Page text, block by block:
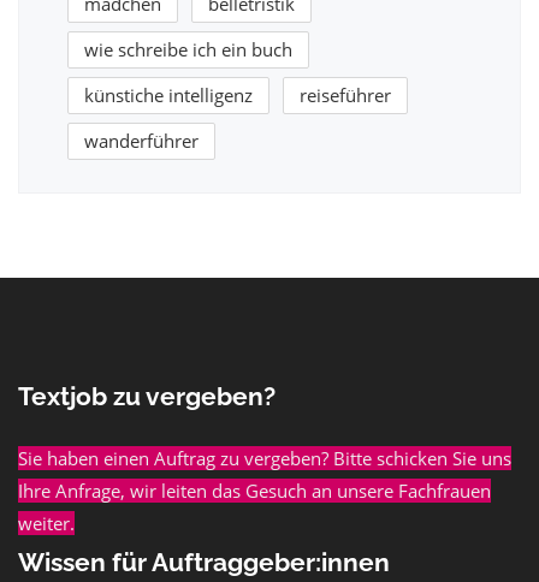
wie schreibe ich ein buch
künstiche intelligenz
reiseführer
wanderführer
Textjob zu vergeben?
Sie haben einen Auftrag zu vergeben? Bitte schicken Sie uns
Ihre Anfrage, wir leiten das Gesuch an unsere Fachfrauen
weiter.
Wissen für Auftraggeber:innen